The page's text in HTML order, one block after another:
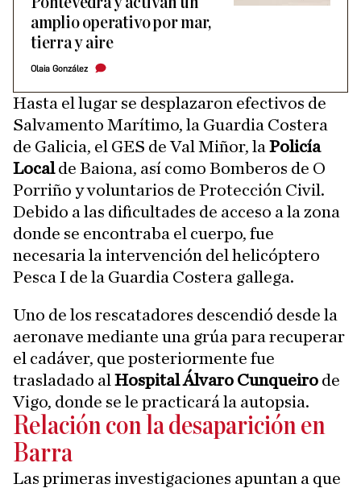
amplio operativo por mar,
tierra y aire
Olaia González
Hasta el lugar se desplazaron efectivos de
Salvamento Marítimo, la Guardia Costera
de Galicia, el GES de Val Miñor, la Policía
Localde Baiona, así como Bomberos de O
Porriño y voluntarios de Protección Civil.
Debido a las dificultades de acceso a la zona
donde se encontraba el cuerpo, fue
necesaria la intervención del helicóptero
Pesca I de la Guardia Costera gallega.
Uno de los rescatadores descendió desde la
aeronave mediante una grúa para recuperar
el cadáver, que posteriormente fue
trasladado al Hospital Álvaro Cunqueiro de
Vigo, donde se le practicará la autopsia.
Relación con la desaparición en
Barra
Las primeras investigaciones apuntan a que